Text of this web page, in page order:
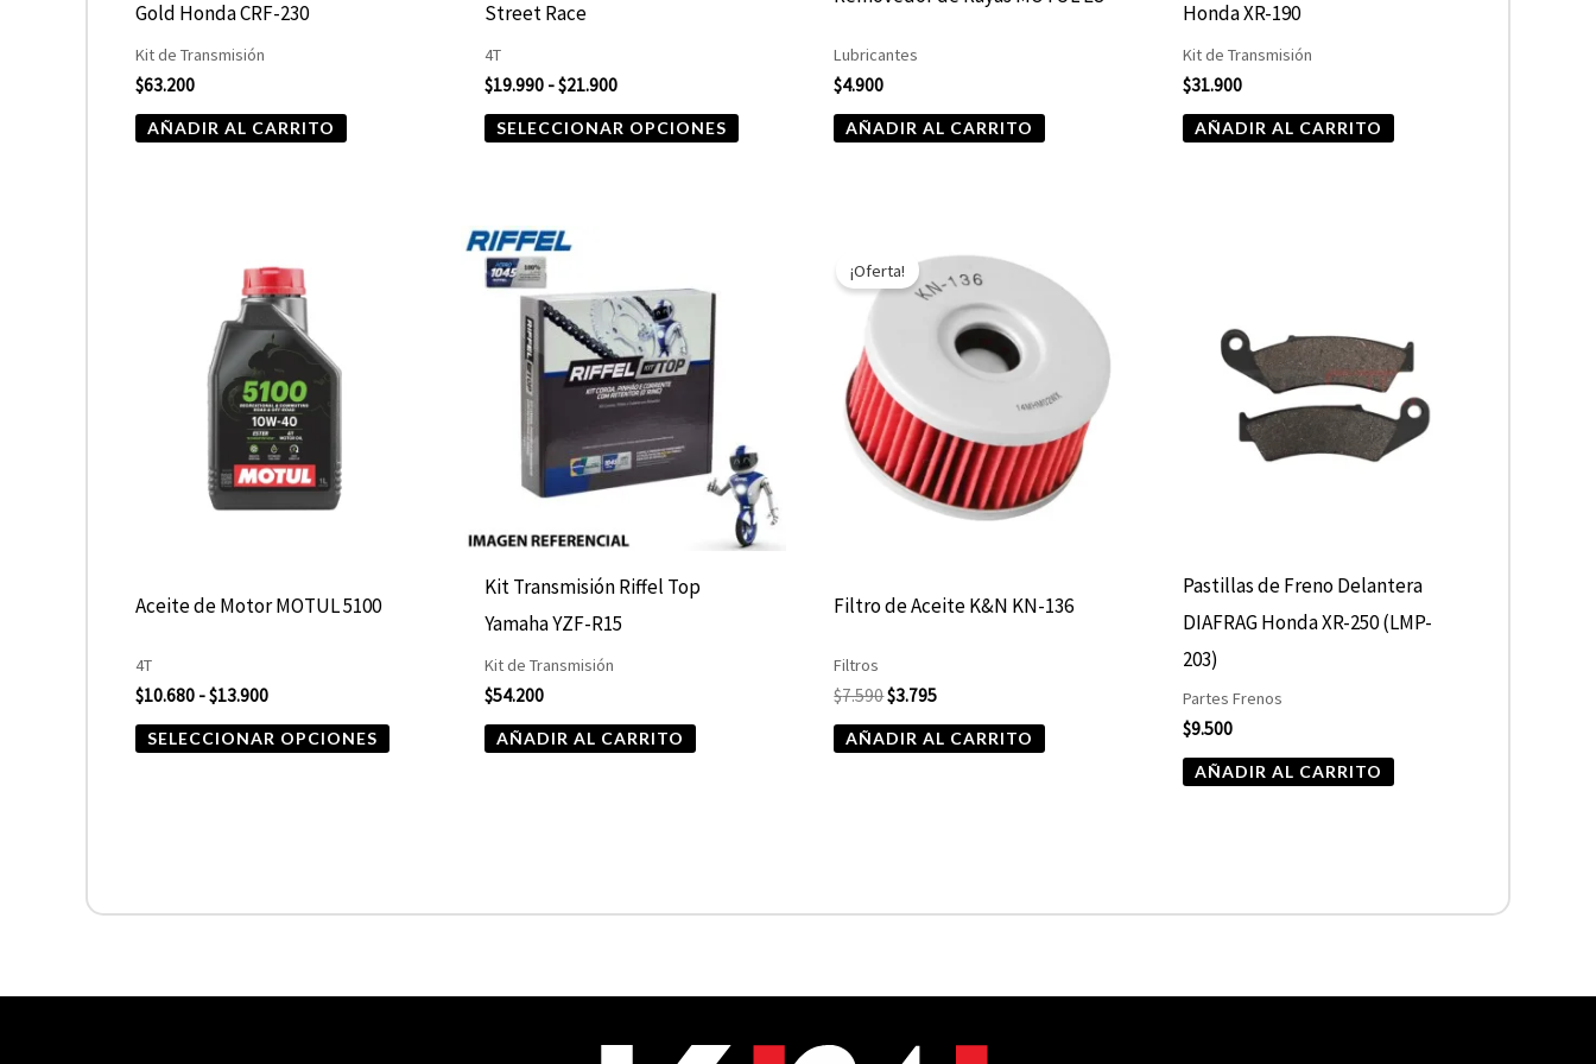
Gold Honda CRF-230
Kit de Transmisión
$63.200
AÑADIR AL CARRITO
Street Race
4T
$19.990 -$21.900
SELECCIONAR OPCIONES
de
producto
Lubricantes
$4.900
AÑADIR AL CARRITO
Honda XR-190
Kit de Transmisión
$31.900
AÑADIR AL CARRITO
Aceite de Motor MOTUL 5100
4T
$10.680 -$13.900
precios:
desde
$10.680
hasta
$13.900
SELECCIONAR OPCIONES
de
producto
Kit Transmisión Riffel Top
Yamaha YZF-R15
Kit de Transmisión
$54.200
AÑADIR AL CARRITO
¡Oferta!
Filtro de Aceite K&N KN-136
Filtros
$7.590
precio
original
$7.590.
$3.795
precio
actual
es:
$3.795.
AÑADIR AL CARRITO
Pastillas de Freno Delantera
DIAFRAG Honda XR-250 (LMP-
203)
Partes Frenos
$9.500
AÑADIR AL CARRITO